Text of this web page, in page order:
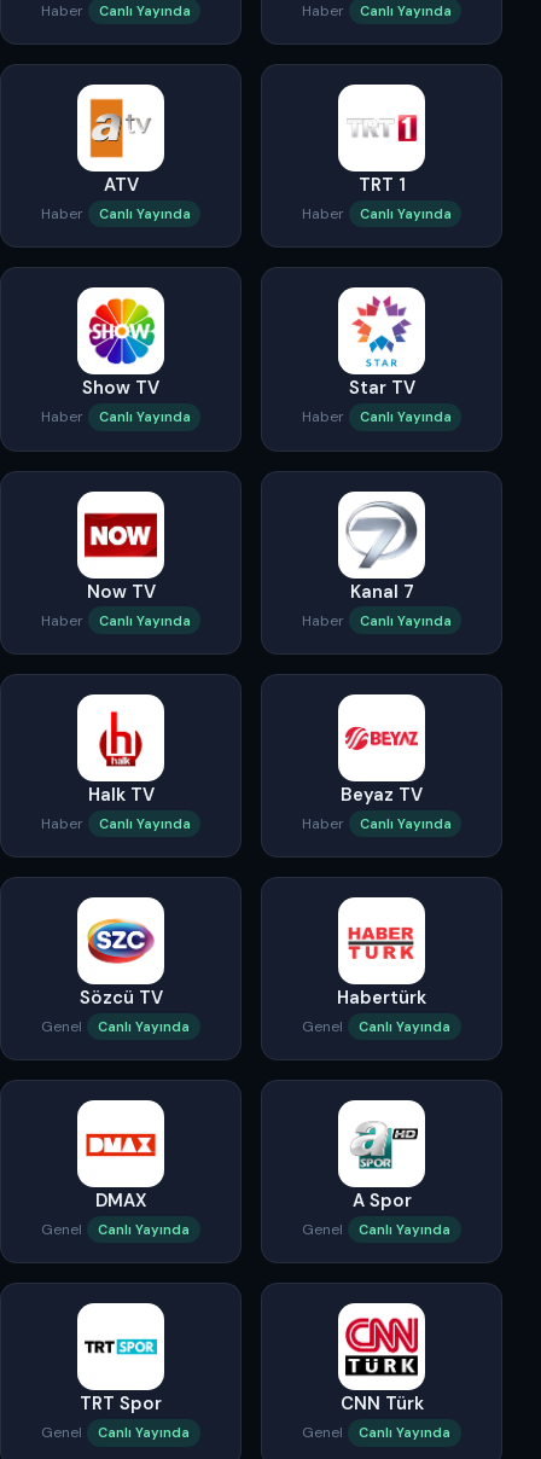
Haber Canlı Yayında Haber Canlı Yayında
ATV
Haber Canlı Yayında
TRT 1
Haber Canlı Yayında
Show TV
Haber Canlı Yayında
Star TV
Haber Canlı Yayında
Now TV
Haber Canlı Yayında
Kanal 7
Haber Canlı Yayında
Halk TV
Haber Canlı Yayında
Beyaz TV
Haber Canlı Yayında
Sözcü TV
Genel Canlı Yayında
Habertürk
Genel Canlı Yayında
DMAX
Genel Canlı Yayında
A Spor
Genel Canlı Yayında
TRT Spor
Genel Canlı Yayında
CNN Türk
Genel Canlı Yayında